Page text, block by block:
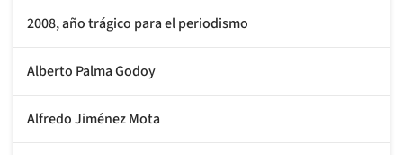
2008, año trágico para el periodismo
Alberto Palma Godoy
Alfredo Jiménez Mota